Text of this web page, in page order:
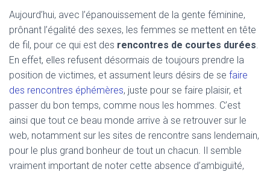
Aujourd’hui, avec l’épanouissement de la gente féminine,
prônant l’égalité des sexes, les femmes se mettent en tête
de fil, pour ce qui est des rencontres de courtes durées.
En effet, elles refusent désormais de toujours prendre la
position de victimes, et assument leurs désirs de se faire
des rencontres éphémères, juste pour se faire plaisir, et
passer du bon temps, comme nous les hommes. C’est
ainsi que tout ce beau monde arrive à se retrouver sur le
web, notamment sur les sites de rencontre sans lendemain,
pour le plus grand bonheur de tout un chacun. Il semble
vraiment important de noter cette absence d’ambiguïté,